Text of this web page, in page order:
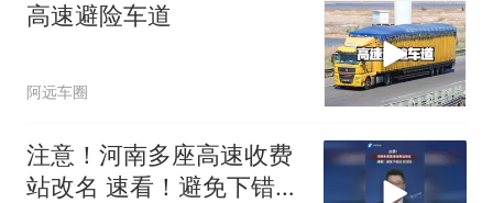
高速避险车道
阿远车圈
注意！河南多座高速收费
站改名 速看！避免下错